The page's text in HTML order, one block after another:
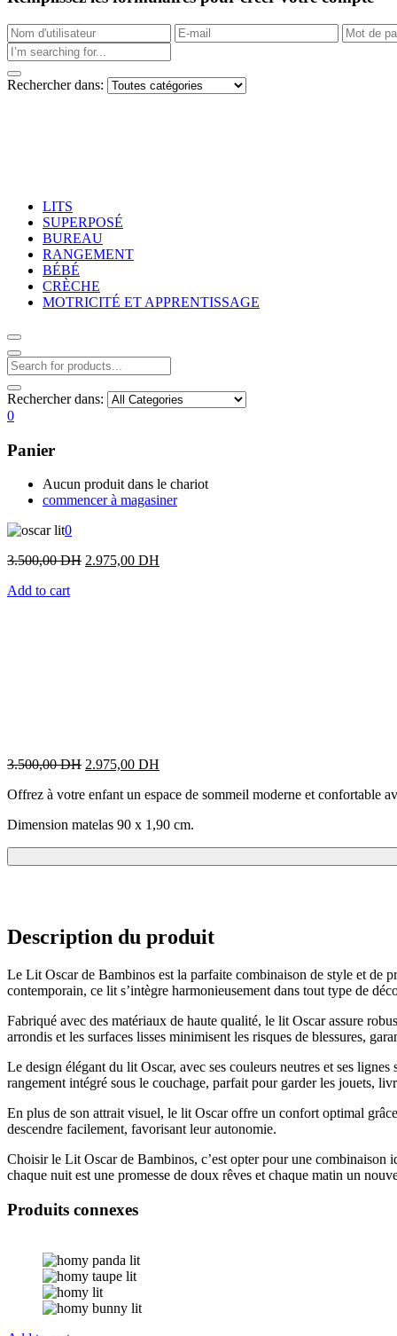
Rechercher dans:
LITS
SUPERPOSÉ
BUREAU
RANGEMENT
BÉBÉ
CRÈCHE
MOTRICITÉ ET APPRENTISSAGE
Rechercher dans:
0
Panier
Aucun produit dans le chariot
commencer à magasiner
0
3.500,00DH Original
2.975,00 DH
Add to cart
3.500,00DH Original
was:
2.975,00 DH
is:
Offrez à votre enfant un espace de sommeil moderne et confortable
Dimension matelas 90 x 1,90 cm.
Description du produit
Le Lit Oscar de Bambinos est la parfaite combinaison de style et de
contemporain, ce lit s’intègre harmonieusement dans tout type de
Fabriqué avec des matériaux de haute qualité, le lit Oscar assure
arrondis et les surfaces lisses minimisent les risques de blessures,
Le design élégant du lit Oscar, avec ses couleurs neutres et ses
rangement intégré sous le couchage, parfait pour garder les jouets,
En plus de son attrait visuel, le lit Oscar offre un confort optimal
descendre facilement, favorisant leur autonomie.
Choisir le Lit Oscar de Bambinos, c’est opter pour une combinaison
chaque nuit est une promesse de doux rêves et chaque matin un
Produits connexes